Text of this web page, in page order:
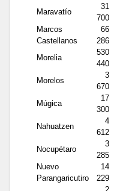
Maravatío
31
700
Marcos
Castellanos
66
286
Morelia
530
440
Morelos
3
670
Múgica
17
300
Nahuatzen
4
612
Nocupétaro
3
285
Nuevo
Parangaricutiro
14
229